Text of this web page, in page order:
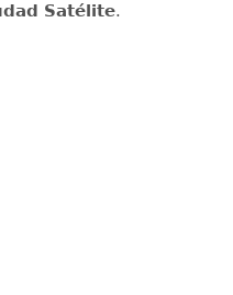
Satélite.